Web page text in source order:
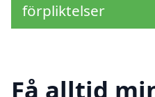
förpliktelser
Få alltid